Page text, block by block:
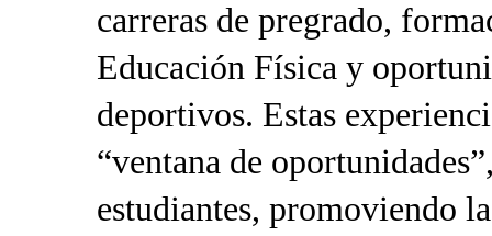
carreras de pregrado,
Educación Física y
deportivos. Estas
“ventana de
estudiantes, promoviendo